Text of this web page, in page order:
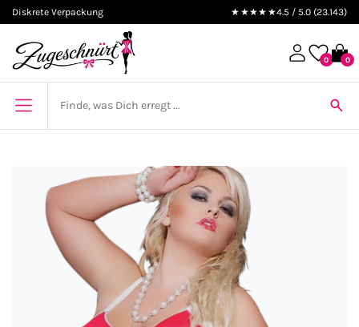
Diskrete Verpackung ★★★★★4.5 / 5.0 (23.143)
0 0